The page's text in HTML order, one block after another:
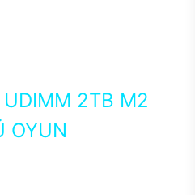
2TB M2
OYUN